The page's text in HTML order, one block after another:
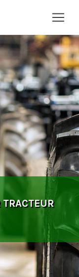
TRACTEUR